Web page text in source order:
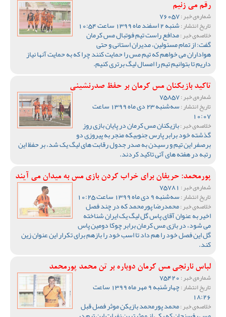
رقم می زنیم
شماره‌ی خبر :
تاریخ انتشار :شنبه 2 اسفند ماه 1399 ساعت 10:54
خلاصه‌ی خبر :مدافع راست تیم فوتبال مس کرمان
گفت: از تمام مسئولین، مدیران استانی و حتی
هواداران می خواهم که تیم مس را حمایت کنند چرا که به حمایت آنها نیاز
داریم تا بتوانیم تیم را امسال لیگ برتری کنیم.
تاکید بازیکنان مس کرمان بر حفظ صدرنشینی
شماره‌ی خبر :
تاریخ انتشار : سه‌شنبه 23 دی ماه 1399 ساعت
10:07
خلاصه‌ی خبر :بازیکنان مس کرمان در پایان بازی روز
گذشته خود برابر پارس جنوبیکه منجر به پیروزی دو
برصفر این تیم و رسیدن به صدر جدول رقابت های لیگ یک شد، بر حفظ این
رتبه در هفته های آتی تاکید کردند.
پورمحمد: حریفان برای خراب کردن بازی مس به میدان می آیند
شماره‌ی خبر :
تاریخ انتشار :سه‌شنبه 9 دی ماه 1399 ساعت 10:25
خلاصه‌ی خبر :محمدرضا پورمحمد که در چند فصل
اخیر به عنوان آقای پاس گل لیگ یک ایران شناخته
می شود، در بازی مس کرمان برابر چوکا دومین پاس
گل این فصل خود را هم داد تا اسب خود را بازهم برای تکرار این عنوان زین
کند.
لباس نارنجی مس کرمان دوباره بر تن محمد پورمحمد
شماره‌ی خبر :
تاریخ انتشار : چهارشنبه 9 مهر ماه 1399 ساعت
18:26
خلاصه‌ی خبر :محمد پورمحمد بازیکن موثر فصل قبل